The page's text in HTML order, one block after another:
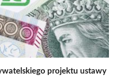
projektu ustawy